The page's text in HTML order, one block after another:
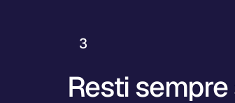
3
Resti